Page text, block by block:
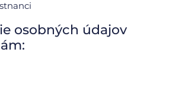
osobných údajov